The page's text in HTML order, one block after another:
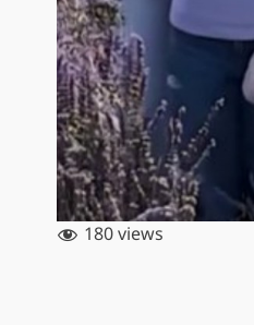
180 views